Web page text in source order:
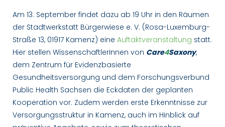
Am 13. September findet dazu ab 19 Uhr in den Räumen
der Stadtwerkstatt Bürgerwiese e. V. (Rosa-Luxemburg-
Straße 13, 01917 Kamenz) eine Auftaktveranstaltung statt.
Hier stellen WissenschaftlerInnen von Care4Saxony,
dem Zentrum für Evidenzbasierte
Gesundheitsversorgung und dem Forschungsverbund
Public Health Sachsen die Eckdaten der geplanten
Kooperation vor. Zudem werden erste Erkenntnisse zur
Versorgungsstruktur in Kamenz, auch im Hinblick auf